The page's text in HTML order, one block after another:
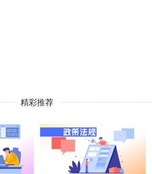
精彩推荐